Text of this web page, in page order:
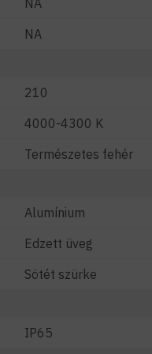
NA
NA
210
4000-4300 K
Természetes fehér
Alumínium
Edzett üveg
Sötét szürke
IP65